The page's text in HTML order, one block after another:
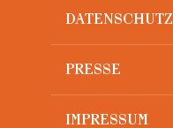
DATENSCHUTZ
PRESSE
IMPRESSUM